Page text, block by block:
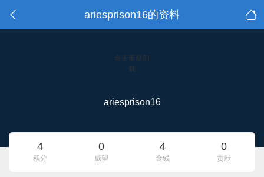
ariesprison16的资料
点击重新加
载
ariesprison16
4
积分
0
威望
4
金钱
0
贡献